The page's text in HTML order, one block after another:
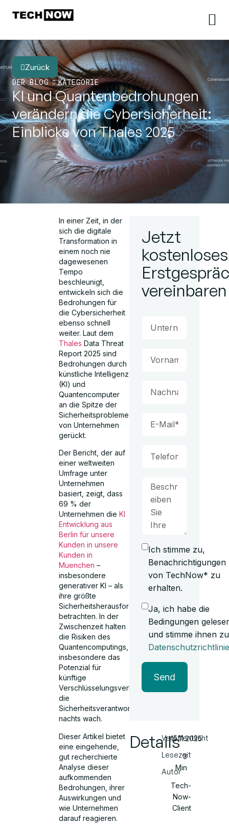
Zurück
DER BLOG
KATEGORIE
KI und Quantenbedrohungen
verändern die Cybersicherheit:
Einblicke von Thales 2025
In einer Zeit, in der
sich die digitale
Transformation in
einem noch nie
dagewesenen
Tempo
beschleunigt,
entwickeln sich die
Bedrohungen für
die Cybersicherheit
ebenso schnell
weiter. Laut dem
Thales Data Threat
Report 2025 sind
Bedrohungen durch
künstliche Intelligenz
(KI) und
Quantencomputer
an die Spitze der
Sicherheitsprobleme
von Unternehmen
gerückt.
Der Bericht, der auf
einer weltweiten
Umfrage unter
Unternehmen
basiert, zeigt, dass
69 % der
Unternehmen dieKI
Entwicklung aus
Berlin für unsere
Kunden in unsere
Kunden in
Muenchen –
insbesondere
generativer KI – als
ihre größte
Sicherheitsherausforderung
betrachten. In der
Zwischenzeit halten
die Risiken des
Quantencomputings,
insbesondere das
Potenzial für
künftige
Verschlüsselungsverletzungen,
die
Sicherheitsverantwortlichen
nachts wach.
Dieser Artikel bietet
eine eingehende,
gut recherchierte
Analyse dieser
aufkommenden
Bedrohungen, ihrer
Auswirkungen und
wie Unternehmen
darauf reagieren.
Jetzt
kostenloses
vereinbaren
Ich stimme zu,
Benachrichtigungen
von TechNow* zu
erhalten.
Ja, ich habe die
Bedingungen
und stimme ihnen
Datenschutzrichtlinie
Send
DetailsVeröffentlicht
Lesezeit
Autor
15.11.2025
3
Min
Tech-
Now-
Client